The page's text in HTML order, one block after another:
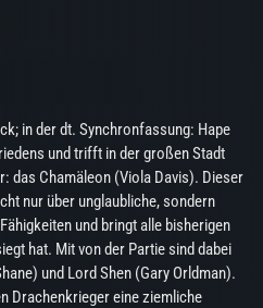
in der dt. Synchronfassung: Hape
und trifft in der großen Stadt
das Chamäleon (Viola Davis). Dieser
nur über unglaubliche, sondern
und bringt alle bisherigen
hat. Mit von der Partie sind dabei
und Lord Shen (Gary Orldman).
Drachenkrieger eine ziemliche